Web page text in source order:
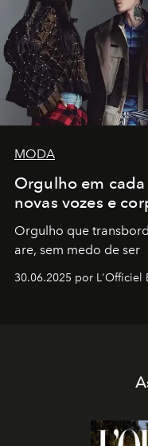
MODA
Orgulho em
novas vozes e
Orgulho que
are, sem medo de ser
30.06.2025 por L'Officiel